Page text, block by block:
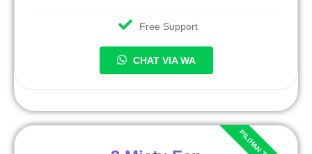
Free Support
CHAT VIA WA